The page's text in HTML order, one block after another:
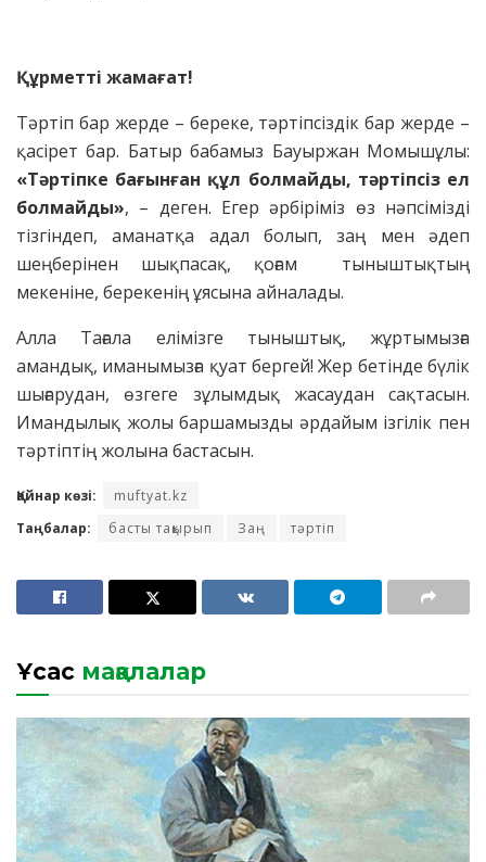
Құрметті жамағат!
Тәртіп бар жерде – береке, тәртіпсіздік бар жерде –
қасірет бар. Батыр бабамыз Бауыржан Момышұлы:
«Тәртіпке бағынған құл болмайды, тәртіпсіз ел
болмайды», – деген. Егер әрбіріміз өз нәпсімізді
тізгіндеп, аманатқа адал болып, заң мен әдеп
шеңберінен шықпасақ, қоғам тыныштықтың
мекеніне, берекенің ұясына айналады.
Алла Тағала елімізге тыныштық, жұртымызға
амандық, иманымызға қуат бергей! Жер бетінде бүлік
шығарудан, өзгеге зұлымдық жасаудан сақтасын.
Имандылық жолы баршамызды әрдайым ізгілік пен
тәртіптің жолына бастасын.
Қайнар көзі:
muftyat.kz
Таңбалар:
басты тақырып Заң тәртіп
Ұқсас мақалалар